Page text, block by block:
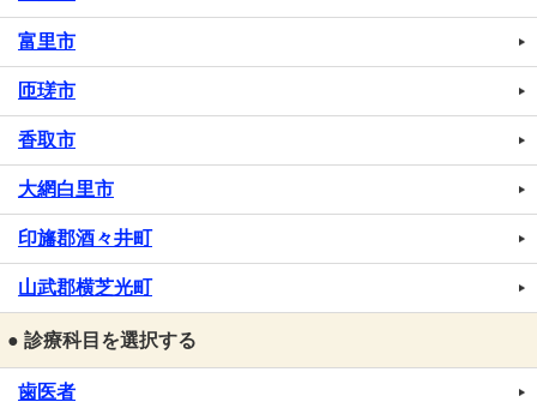
富里市
匝瑳市
香取市
大網白里市
印旛郡酒々井町
山武郡横芝光町
● 診療科目を選択する
歯医者